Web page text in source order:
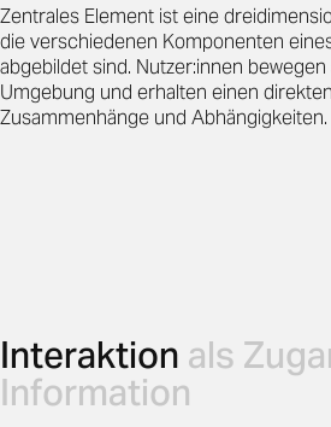
Zentrales Element ist eine
die verschiedenen Komponenten
abgebildet sind. Nutzer:innen
Umgebung und erhalten einen
Zusammenhänge und Abhängigkeiten.
Interaktion als
Information